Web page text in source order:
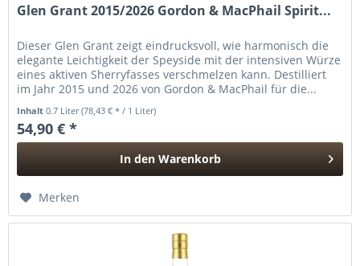
Glen Grant 2015/2026 Gordon & MacPhail Spirit...
Dieser Glen Grant zeigt eindrucksvoll, wie harmonisch die
elegante Leichtigkeit der Speyside mit der intensiven Würze
eines aktiven Sherryfasses verschmelzen kann. Destilliert
im Jahr 2015 und 2026 von Gordon & MacPhail für die...
Inhalt0.7 Liter(78,43 € * / 1 Liter)
54,90 € *
In den Warenkorb
Merken